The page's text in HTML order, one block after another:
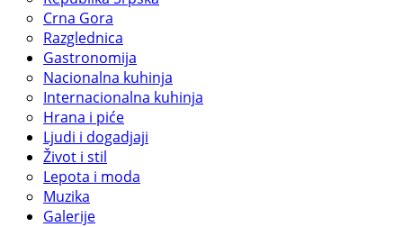
Crna Gora
Razglednica
Gastronomija
Nacionalna kuhinja
Internacionalna kuhinja
Hrana i piće
Ljudi i dogadjaji
Život i stil
Lepota i moda
Muzika
Galerije